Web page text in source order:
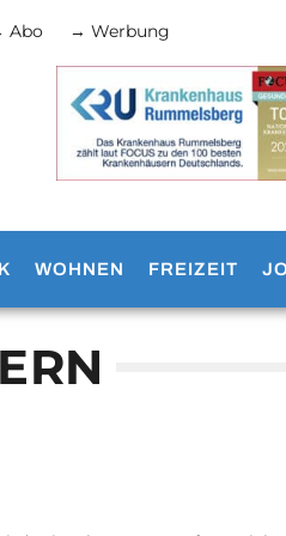
Abo → Werbung
WOHNEN FREIZEIT